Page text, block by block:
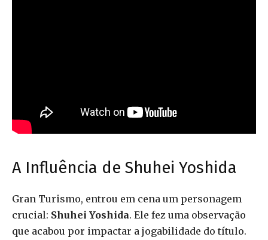
A Influência de Shuhei Yoshida
Gran Turismo, entrou em cena um personagem
crucial: Shuhei Yoshida. Ele fez uma observação
que acabou por impactar a jogabilidade do título.